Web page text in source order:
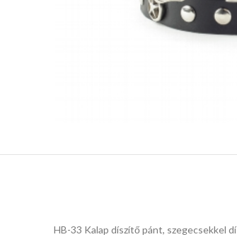
HB-33 Kalap díszítő pánt, szegecsekkel